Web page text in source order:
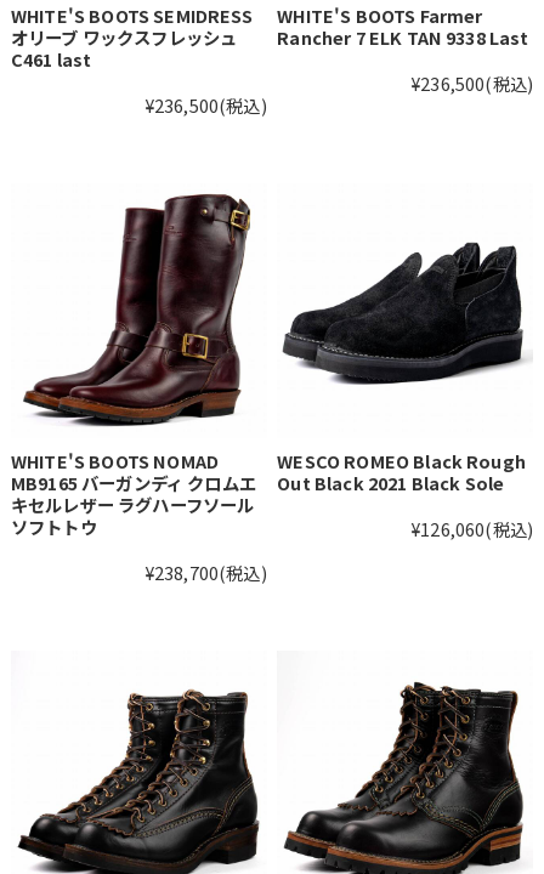
WHITE'S BOOTS SEMIDRESS
オリーブ ワックスフレッシュ
C461 last
¥236,500(税込)
WHITE'S BOOTS Farmer
Rancher 7 ELK TAN 9338 Last
¥236,500(税込)
WHITE'S BOOTS NOMAD
MB9165 バーガンディ クロムエ
キセルレザー ラグハーフソール
ソフトトウ
¥238,700(税込)
WESCO ROMEO Black Rough
Out Black 2021 Black Sole
¥126,060(税込)